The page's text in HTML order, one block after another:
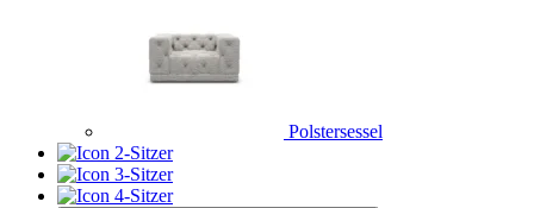
Polstersessel
2-Sitzer
3-Sitzer
4-Sitzer